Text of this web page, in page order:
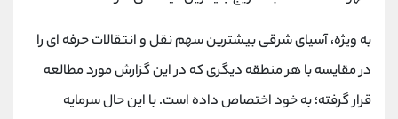
به ویژه، آسیای شرقی بیشترین سهم نقل و انتقالات حرفه ای را
در مقایسه با هر منطقه دیگری که در این گزارش مورد مطالعه
قرار گرفته؛ به خود اختصاص داده است. با این حال سرمایه